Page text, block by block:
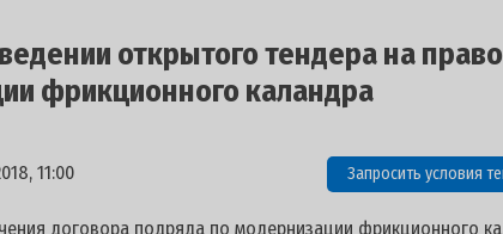
открытого тендера на право
фрикционного каландра
11:00 Запросить условия
договора подряда по модернизации фрикционного